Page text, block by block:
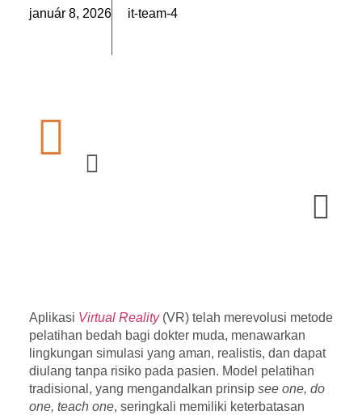
január 8, 2026 it-team-4
Aplikasi Virtual Reality(VR) telah merevolusi metode
pelatihan bedah bagi dokter muda, menawarkan
lingkungan simulasi yang aman, realistis, dan dapat
diulang tanpa risiko pada pasien. Model pelatihan
tradisional, yang mengandalkan prinsip see one, do
one, teach one, seringkali memiliki keterbatasan